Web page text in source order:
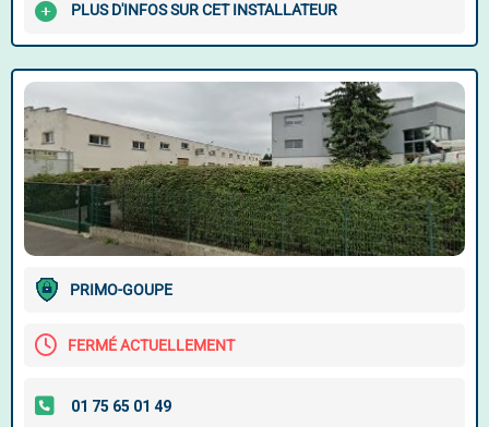
PLUS D'INFOS SUR CET INSTALLATEUR
PRIMO-GOUPE
FERMÉ ACTUELLEMENT